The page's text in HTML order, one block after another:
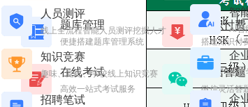
题库管理
便捷搭建题库管理系统
在线考试
高效一站式考试服务
知识付费
搭建知识付
微信答题
微信灵活答
人员测评
线上全流程智能人员测评挖掘人才
知识竞赛
趣味、党史、学校线上知识竞赛
招聘笔试
智
AI智
企
搭建
企